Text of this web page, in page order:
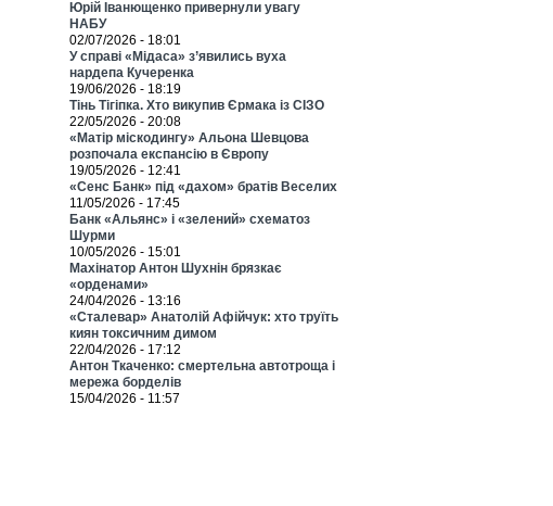
Юрій Іванющенко привернули увагу
НАБУ
02/07/2026 - 18:01
У справі «Мідаса» з’явились вуха
нардепа Кучеренка
19/06/2026 - 18:19
Тінь Тігіпка. Хто викупив Єрмака із СІЗО
22/05/2026 - 20:08
«Матір міскодингу» Альона Шевцова
розпочала експансію в Європу
19/05/2026 - 12:41
«Сенс Банк» під «дахом» братів Веселих
11/05/2026 - 17:45
Банк «Альянс» і «зелений» схематоз
Шурми
10/05/2026 - 15:01
Махінатор Антон Шухнін брязкає
«орденами»
24/04/2026 - 13:16
«Сталевар» Анатолій Афійчук: хто труїть
киян токсичним димом
22/04/2026 - 17:12
Антон Ткаченко: смертельна автотроща і
мережа борделів
15/04/2026 - 11:57